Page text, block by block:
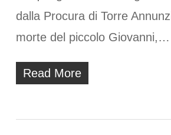
dalla Procura di Torre
morte del piccolo Giovanni,…
Read More